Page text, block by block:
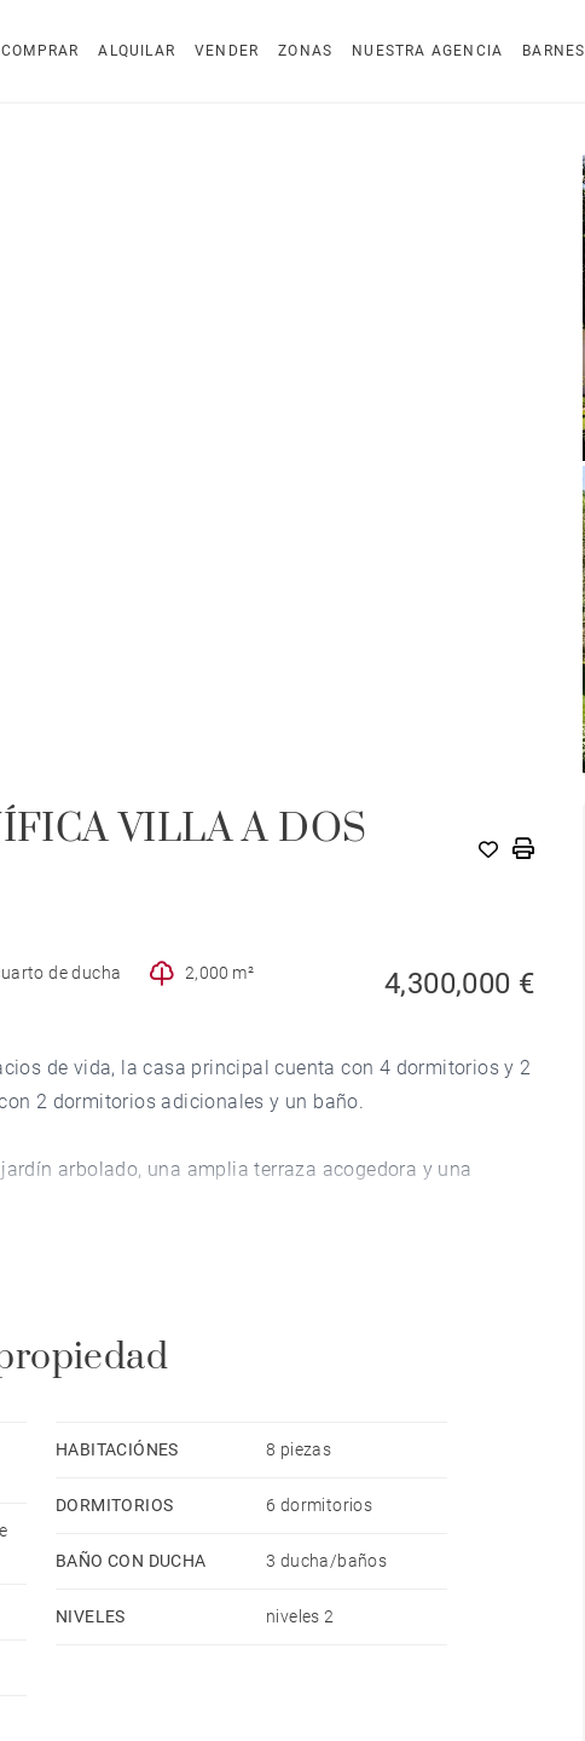
COMPRAR ALQUILAR VENDER ZONAS NUESTRA AGENCIA BARNES
VILLA A DOS
de ducha 2,000 m² 4,300,000 €
de vida, la casa principal cuenta con 4 dormitorios y 2
2 dormitorios adicionales y un baño.
arbolado, una amplia terraza acogedora y una
HABITACIÓNES 8 piezas
DORMITORIOS 6 dormitorios
BAÑO CON DUCHA 3 ducha/baños
NIVELES niveles 2